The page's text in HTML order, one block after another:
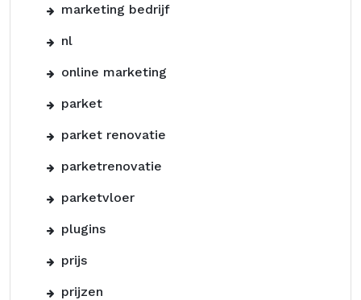
marketing bedrijf
nl
online marketing
parket
parket renovatie
parketrenovatie
parketvloer
plugins
prijs
prijzen